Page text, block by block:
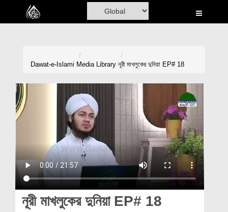
Home
Madani Channel
Volunteer Portal
Donation
Magazine
Dawat-e-Islami Media Library নূরী মাখলুকের দুনিয়া EP# 18
নূরী মাখলুকের দুনিয়া EP# 18